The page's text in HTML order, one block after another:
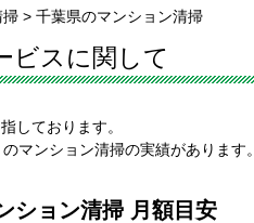
掃 > 千葉県のマンション清掃
ビスに関して
しております。
マンション清掃の実績があります。
ション清掃 月額目安